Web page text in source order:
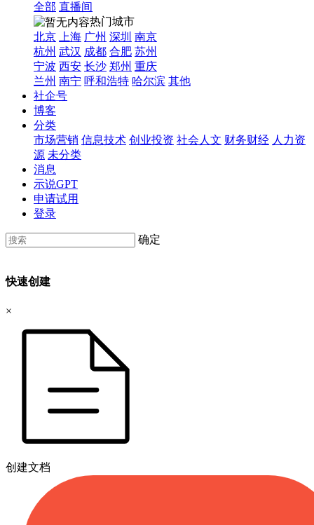
全部 直播间
热门城市
北京
上海 广州 深圳 南京
杭州 武汉 成都 合肥 苏州
宁波 西安 长沙 郑州 重庆
兰州 南宁 呼和浩特 哈尔滨 其他
社企号
博客
分类
市场营销 信息技术 创业投资 社会人文 财务财经 人力资
源 未分类
消息
示说GPT
申请试用
登录
确定
快速创建
×
创建文档